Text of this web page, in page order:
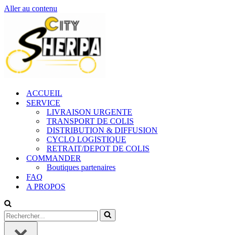
Aller au contenu
ACCUEIL
SERVICE
LIVRAISON URGENTE
TRANSPORT DE COLIS
DISTRIBUTION & DIFFUSION
CYCLO LOGISTIQUE
RETRAIT/DEPOT DE COLIS
COMMANDER
Boutiques partenaires
FAQ
A PROPOS
Rechercher...